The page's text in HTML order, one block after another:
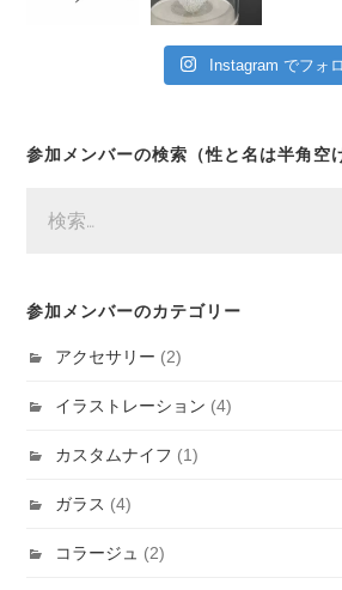
Instagram でフォ
参加メンバーの検索（性と名は半角空
索:
参加メンバーのカテゴリー
アクセサリー (2)
イラストレーション (4)
カスタムナイフ (1)
ガラス (4)
コラージュ (2)